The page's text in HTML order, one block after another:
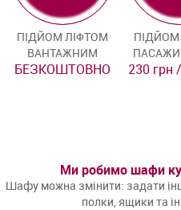
ПІДЙОМ ЛІФТОМ
ВАНТАЖНИМ
БЕЗКОШТОВНО
ПІДЙОМ
230
Ми робимо шафи
Шафу можна змінити: задати
полки, ящики та